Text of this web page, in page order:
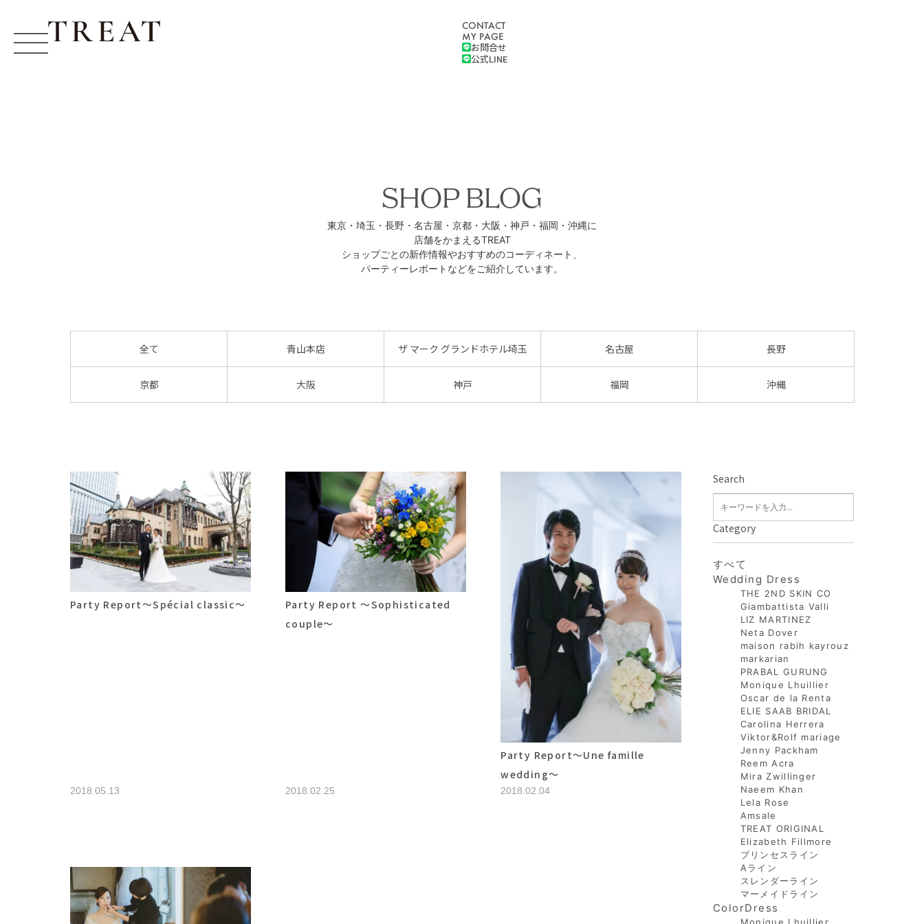
CONTACT
MY PAGE
お問合せ
公式LINE
SHOP BLOG
東京・埼玉・長野・名古屋・京都・ 大阪・神戸・福岡・沖縄に
店舗をかまえるTREAT
ショップごとの新作情報やおすすめのコーディネート、
パーティーレポートなどをご紹介しています。
全て 青山本店 ザ マーク グランドホテル埼玉 名古屋 長野
京都 大阪 神戸 福岡 沖縄
Party Report～Spécial classic～
2018.05.13
Party Report ～Sophisticated
couple～
2018.02.25
Party Report～Une famille
wedding～
2018.02.04
Search
Category
すべて
Wedding Dress
THE 2ND SKIN CO
Giambattista Valli
LIZ MARTINEZ
Neta Dover
maison rabih kayrouz
markarian
PRABAL GURUNG
Monique Lhuillier
Oscar de la Renta
ELIE SAAB BRIDAL
Carolina Herrera
Viktor&Rolf mariage
Jenny Packham
Reem Acra
Mira Zwillinger
Naeem Khan
Lela Rose
Amsale
TREAT ORIGINAL
Elizabeth Fillmore
プリンセスライン
Aライン
スレンダーライン
マーメイドライン
ColorDress